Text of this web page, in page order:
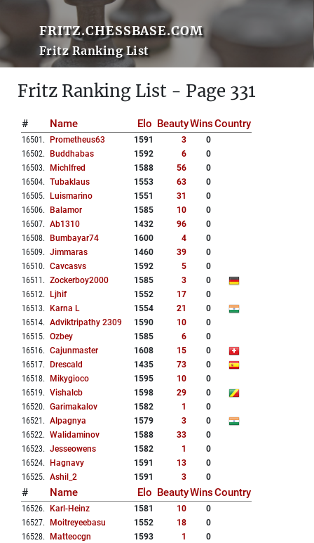
FRITZ.CHESSBASE.COM
Fritz Ranking List
Fritz Ranking List - Page 331
# Name Elo BeautyWinsCountry
16501 . Prometheus63 1591 3
0
16502. Buddhabas 1592 6
0
16503. Michlfred 1588 56
0
16504. Tubaklaus 1553 63
0
16505. Luismarino 1551 31
0
16506. Balamor 1585 10
0
16507. Ab1310 1432 96
0
16508. Bumbayar74 1600 4
0
16509. Jimmaras 1460 39
0
16510. Cavcasvs 1592 5
0
16511 . Zockerboy2000 1585 3
0
16512. Ljhif 1552 17
0
16513. Karna L 1554 21
0
16514. Adviktripathy 2309 1590 10
0
16515. Ozbey 1585 6
0
16516. Cajunmaster 1608 15
0
16517. Drescald 1435 73
0
16518. Mikygioco 1595 10
0
16519. Vishalcb 1598 29
0
16520. Garimakalov 1582 1
0
16521 . Alpagnya 1579 3
0
16522. Walidaminov 1588 33
0
16523. Jesseowens 1582 1
0
16524. Hagnavy 1591 13
0
16525. Ashil_2 1591 3 0
# Name Elo BeautyWinsCountry
16526. Karl-Heinz 1581 10
0
16527. Moitreyeebasu 1552 18
0
16528. Matteocgn 1593 1
0